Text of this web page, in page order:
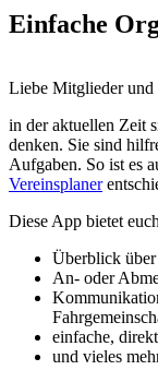
Einfache
Liebe Mitglieder und
in der aktuellen Zeit
denken. Sie sind
Aufgaben. So ist es
Vereinsplaner
Diese App bietet euch
Überblick über
An- oder
einfache,
und vieles